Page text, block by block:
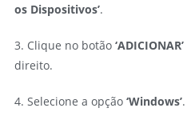
os Dispositivos’.
3. Clique no botão ‘ADICIONAR’
direito.
4. Selecione a opção ‘Windows’.